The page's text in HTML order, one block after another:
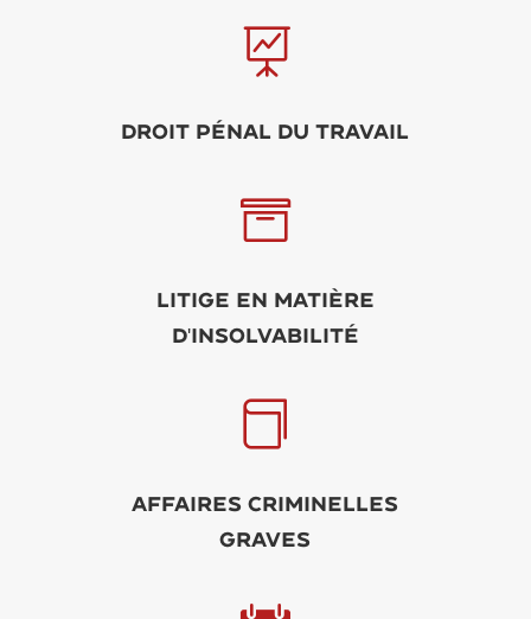

Droit pénal du travail

Litige en matière
d'insolvabilité

Affaires criminelles
graves